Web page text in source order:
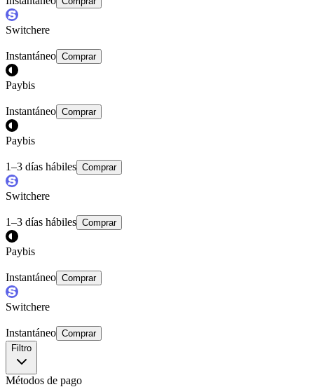
Switchere
Instantáneo Comprar
Paybis
Instantáneo Comprar
Paybis
1–3 días hábiles Comprar
Switchere
1–3 días hábiles Comprar
Paybis
Instantáneo Comprar
Switchere
Instantáneo Comprar
Filtro
Métodos de pago